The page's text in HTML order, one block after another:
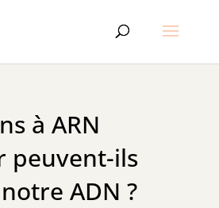
à ARN
peuvent-ils
ADN ?